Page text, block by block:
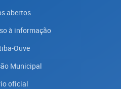
abertos
à informação
Ouve
Municipal
oficial